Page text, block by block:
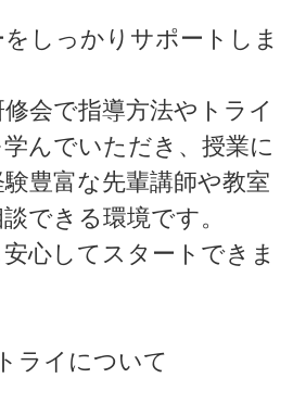
しっかりサポートしま
会で指導方法やトライ
んでいただき、授業に
豊富な先輩講師や教室
できる環境です。
心してスタートできま
ライについて